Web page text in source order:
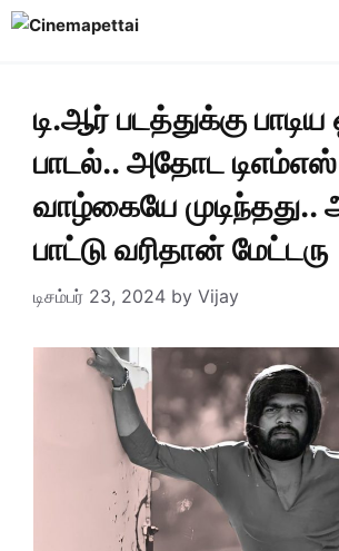
Skip
டி.ஆர் படத்துக்கு பாடிய
பாடல்.. அதோட டிஎம்எஸ்
வாழ்கையே முடிந்தது..
பாட்டு வரிதான் மேட்டரு
டிசம்பர் 23, 2024 by Vijay